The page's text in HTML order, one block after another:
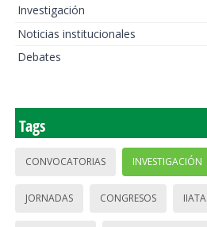
Investigación
Noticias institucionales
Debates
Tags
CONVOCATORIAS INVESTIGACIÓN
JORNADAS CONGRESOS IIATA